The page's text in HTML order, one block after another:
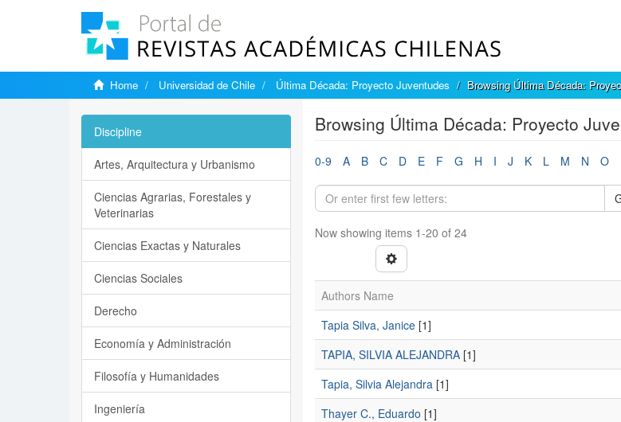
Home Universidad de Chile Última Década: Proyecto Juventudes Browsing Última Década:
Browsing Última Década: Proyecto
0-9 A B C D E F G H I J K L M N O
Now showing items 1-20 of 24
Authors Name
Tapia Silva, Janice[1]
TAPIA, SILVIA ALEJANDRA[1]
Tapia, Silvia Alejandra[1]
Thayer C., Eduardo [1]
Discipline
Artes, Arquitectura y Urbanismo
Ciencias Agrarias, Forestales y
Veterinarias
Ciencias Exactas y Naturales
Ciencias Sociales
Derecho
Economía y Administración
Filosofía y Humanidades
Ingeniería